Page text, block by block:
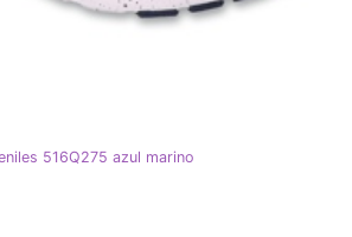
516Q275 azul marino